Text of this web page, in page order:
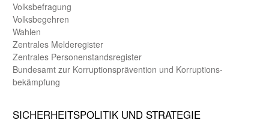
Volks­befragung
Volks­begehren
Wahlen
Zentrales Melde­register
Zentrales Personen­stands­register
Bundes­amt zur Korrup­tions­prävention und Korrup­tions­
bekämpfung
SICHER­HEITS­POLITIK UND STRATEGIE